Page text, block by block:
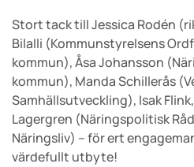
Stort tack till Jessica Rodén
Bilalli (Kommunstyrelsens
kommun), Åsa Johansson
kommun), Manda Schillerås
Samhällsutveckling), Isak
Lagergren (Näringspolitisk
Näringsliv) – för ert
värdefullt utbyte!